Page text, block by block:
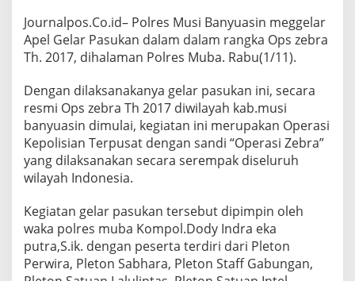
Journalpos.Co.id– Polres Musi Banyuasin meggelar
Apel Gelar Pasukan dalam dalam rangka Ops zebra
Th. 2017, dihalaman Polres Muba. Rabu(1/11).
Dengan dilaksanakanya gelar pasukan ini, secara
resmi Ops zebra Th 2017 diwilayah kab.musi
banyuasin dimulai, kegiatan ini merupakan Operasi
Kepolisian Terpusat dengan sandi “Operasi Zebra”
yang dilaksanakan secara serempak diseluruh
wilayah Indonesia.
Kegiatan gelar pasukan tersebut dipimpin oleh
waka polres muba Kompol.Dody Indra eka
putra,S.ik. dengan peserta terdiri dari Pleton
Perwira, Pleton Sabhara, Pleton Staff Gabungan,